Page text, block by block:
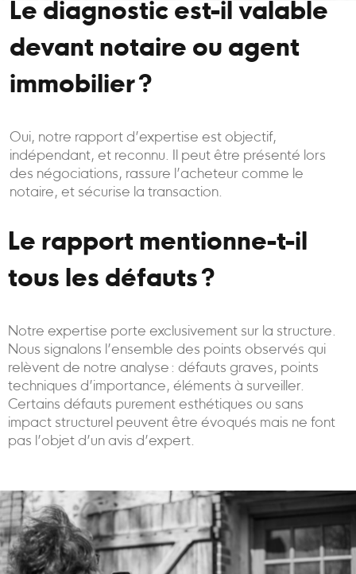
Le diagnostic est-il valable
devant notaire ou agent
immobilier ?
Oui, notre rapport d’expertise est objectif,
indépendant, et reconnu. Il peut être présenté lors
des négociations, rassure l’acheteur comme le
notaire, et sécurise la transaction.
Le rapport mentionne-t-il
tous les défauts ?
Notre expertise porte exclusivement sur la structure.
Nous signalons l’ensemble des points observés qui
relèvent de notre analyse : défauts graves, points
techniques d’importance, éléments à surveiller.
Certains défauts purement esthétiques ou sans
impact structurel peuvent être évoqués mais ne font
pas l’objet d’un avis d’expert.